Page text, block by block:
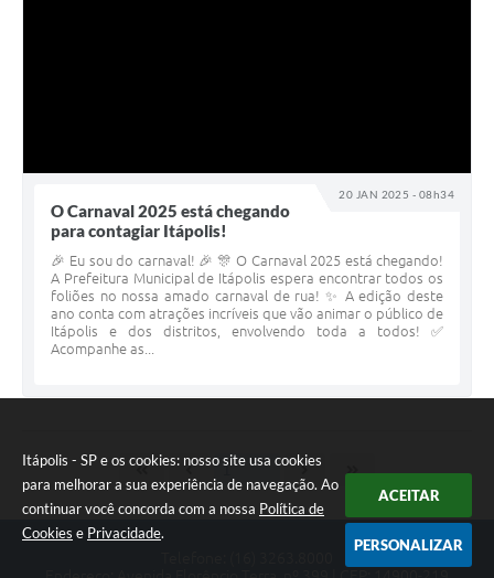
Itápolis - SP e os cookies: nosso site usa cookies
para melhorar a sua experiência de navegação. Ao
continuar você concorda com a nossa Política de
Cookies e Privacidade.
ACEITAR
PERSONALIZAR
20 JAN 2025 - 08h34
O Carnaval 2025 está chegando
para contagiar Itápolis!
🎉 Eu sou do carnaval! 🎉 🎊 O Carnaval 2025 está chegando!
A Prefeitura Municipal de Itápolis espera encontrar todos os
foliões no nossa amado carnaval de rua! ✨ A edição deste
ano conta com atrações incríveis que vão animar o público de
Itápolis e dos distritos, envolvendo toda a todos! ✅
Acompanhe as...